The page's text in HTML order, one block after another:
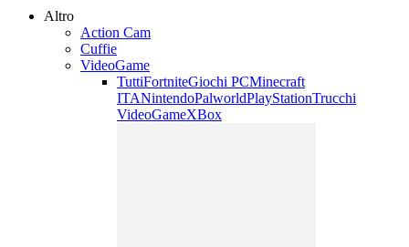
Altro
Action Cam
Cuffie
VideoGame
TuttiFortniteGiochi PCMinecraft
ITANintendoPalworldPlayStationTrucchi
VideoGameXBox